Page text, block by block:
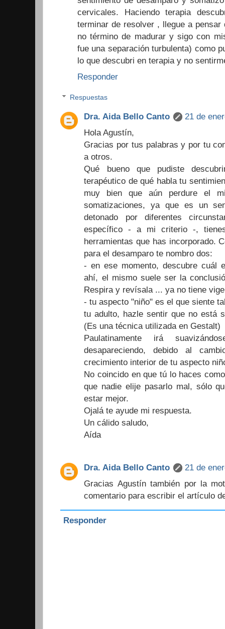
cervicales. Haciendo terapia
terminar de resolver , llegue a
no término de madurar y sigo con
fue una separación turbulenta) como
lo que descubri en terapia y no
Responder
Respuestas
Dra. Aida Bello Canto
21 de
Hola Agustín,
Gracias por tus palabras y por tu
a otros.
Qué bueno que pudiste
terapéutico de qué habla tu
muy bien que aún perdure el
somatizaciones, ya que es un
detonado por diferentes
específico - a mi criterio -,
herramientas que has incorporado.
para el desamparo te nombro dos:
- en ese momento, descubre cuál
ahí, el mismo suele ser la
Respira y revísala ... ya no tiene
- tu aspecto "niño" es el que siente
tu adulto, hazle sentir que no está
(Es una técnica utilizada en Gestalt)
Paulatinamente irá
desapareciendo, debido al
crecimiento interior de tu aspecto
No coincido en que tú lo haces
que nadie elije pasarlo mal, sólo
estar mejor.
Ojalá te ayude mi respuesta.
Un cálido saludo,
Aída
Dra. Aida Bello Canto
21 de
Gracias Agustín también por la
comentario para escribir el artículo
Responder